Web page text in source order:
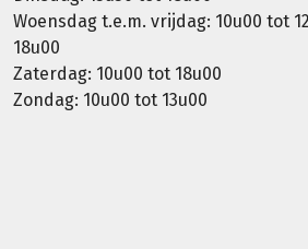
Woensdag t.e.m. vrijdag: 10u00 tot
18u00
Zaterdag: 10u00 tot 18u00
Zondag: 10u00 tot 13u00